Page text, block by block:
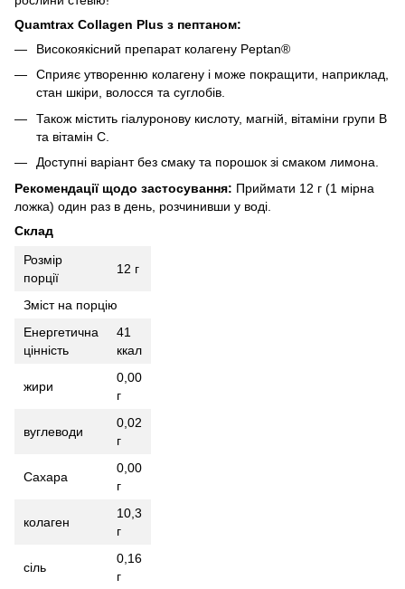
Quamtrax Collagen Plus з пептаном:
Високоякісний препарат колагену Peptan®
Сприяє утворенню колагену і може покращити, наприклад,
стан шкіри, волосся та суглобів.
Також містить гіалуронову кислоту, магній, вітаміни групи В
та вітамін С.
Доступні варіант без смаку та порошок зі смаком лимона.
Рекомендації щодо застосування: Приймати 12 г (1 мірна
ложка) один раз в день, розчинивши у воді.
Склад
Розмір
порції
12 г
Зміст на порцію
Енергетична
цінність
41
ккал
жири
0,00
г
вуглеводи
0,02
г
Сахара
0,00
г
колаген
10,3
г
сіль
0,16
г